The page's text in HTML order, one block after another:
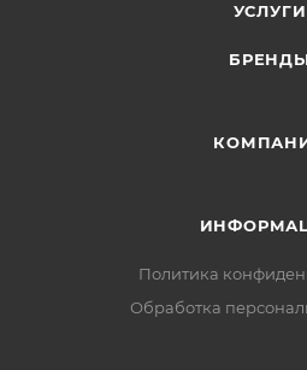
УСЛУГИ
Политика
Обработка